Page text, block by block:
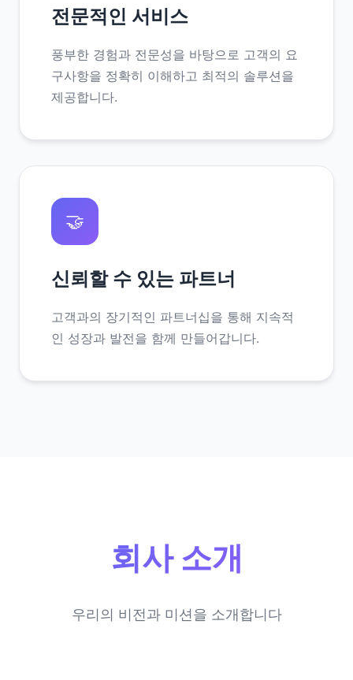
전문적인 서비스
풍부한 경험과 전문성을 바탕으로 고객의 요
구사항을 정확히 이해하고 최적의 솔루션을
제공합니다.
🤝
신뢰할 수 있는 파트너
고객과의 장기적인 파트너십을 통해 지속적
인 성장과 발전을 함께 만들어갑니다.
회사 소개
우리의 비전과 미션을 소개합니다